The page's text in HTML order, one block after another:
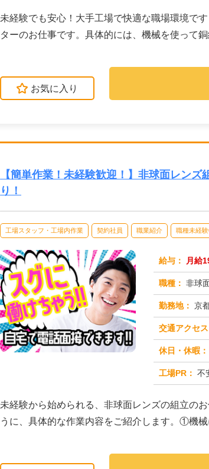
未経験でも安心！大手工場で快適な職場環境で
ターのお仕事です。具体的には、機械を使って
お気に入り
【簡単作業！未経験歓迎！】非球面レン
り！
工場スタッフ・工場内作業 契約社員 職業紹介 職種未経
給与： 月給
職種： 非球
勤務地： 京
交通アクセス
休日・休暇：
工場PR： 不安
未経験から始められる、非球面レンズの組立の
うに、具体的な作業内容をご紹介します。①機